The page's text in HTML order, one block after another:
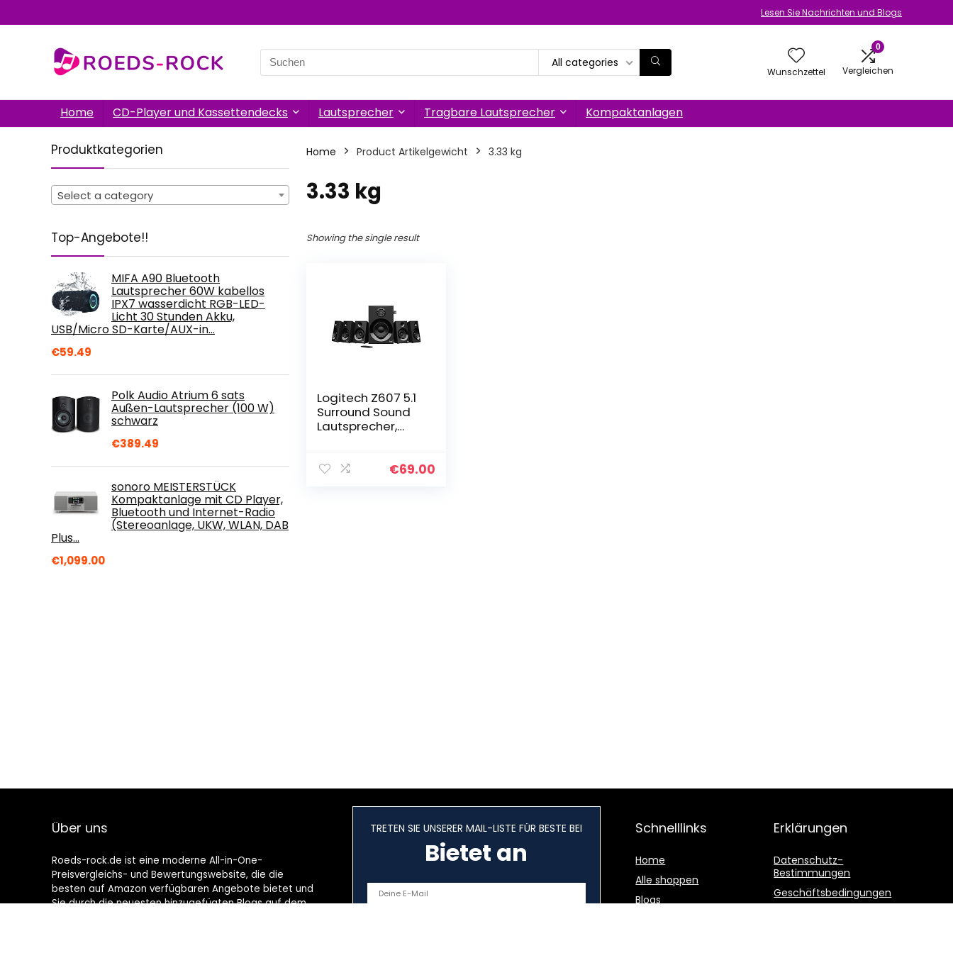
Lesen Sie Nachrichten und Blogs
Search
for:
All categories
Wunschzettel
0
Vergleichen
Home CD-Player und Kassettendecks Lautsprecher Tragbare Lautsprecher Kompaktanlagen
Produktkategorien
Select a category
Top-Angebote!!
MIFA A90 Bluetooth
Lautsprecher 60W kabellos
IPX7 wasserdicht RGB-LED-
Licht 30 Stunden Akku,
USB/Micro SD-Karte/AUX-in…
€59.49
Polk Audio Atrium 6 sats
Außen-Lautsprecher (100 W)
schwarz
€389.49
sonoro MEISTERSTÜCK
Kompaktanlage mit CD Player,
Bluetooth und Internet-Radio
(Stereoanlage, UKW, WLAN, DAB
Plus…
€1,099.00
Home Product Artikelgewicht ‎3.33 kg
‎3.33 kg
Showing the single result
Logitech Z607 5.1
Surround Sound
Lautsprecher,
Spitzenleistung,
€69.00
Über uns
Roeds-rock.de ist eine moderne All-in-One-
Preisvergleichs- und Bewertungswebsite, die die
besten auf Amazon verfügbaren Angebote bietet und
Sie durch die neuesten hinzugefügten Blogs auf dem
TRETEN SIE UNSERER MAIL-LISTE FÜR BESTE BEI
Bietet an
Schnelllinks
Home
Alle shoppen
Blogs
Erklärungen
Datenschutz-
Bestimmungen
Geschäftsbedingungen